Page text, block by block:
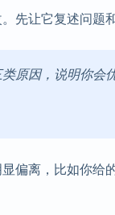
先让它复述问题
原因，说明你会
偏离，比如你给